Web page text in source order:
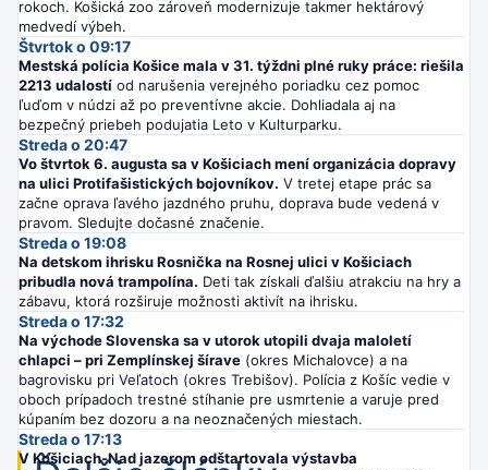
rokoch. Košická zoo zároveň modernizuje takmer hektárový
medvedí výbeh.
Štvrtok o 09:17
Mestská polícia Košice mala v 31. týždni plné ruky práce: riešila
2213 udalostí od narušenia verejného poriadku cez pomoc
ľuďom v núdzi až po preventívne akcie. Dohliadala aj na
bezpečný priebeh podujatia Leto v Kulturparku.
Streda o 20:47
Vo štvrtok 6. augusta sa v Košiciach mení organizácia dopravy
na ulici Protifašistických bojovníkov. V tretej etape prác sa
začne oprava ľavého jazdného pruhu, doprava bude vedená v
pravom. Sledujte dočasné značenie.
Streda o 19:08
Na detskom ihrisku Rosnička na Rosnej ulici v Košiciach
pribudla nová trampolína. Deti tak získali ďalšiu atrakciu na hry a
zábavu, ktorá rozširuje možnosti aktivít na ihrisku.
Streda o 17:32
Na východe Slovenska sa v utorok utopili dvaja maloletí
chlapci – pri Zemplínskej šírave (okres Michalovce) a na
bagrovisku pri Veľatoch (okres Trebišov). Polícia z Košíc vedie v
oboch prípadoch trestné stíhanie pre usmrtenie a varuje pred
kúpaním bez dozoru a na neoznačených miestach.
Streda o 17:13
V Košiciach-Nad jazerom odštartovala výstavba